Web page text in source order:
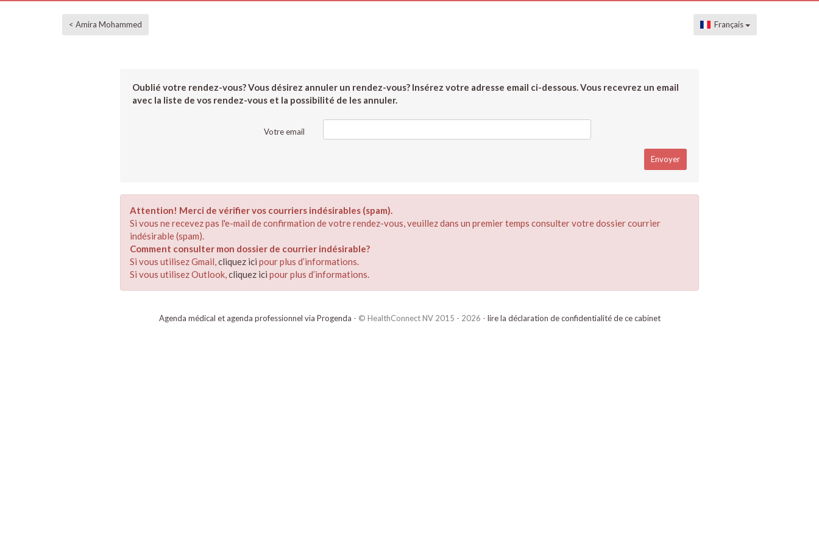
< Amira Mohammed Français
Oublié votre rendez-vous? Vous désirez annuler un rendez-vous? Insérez votre adresse email ci-dessous. Vous recevrez un email
avec la liste de vos rendez-vous et la possibilité de les annuler.
Votre email
Attention! Merci de vérifier vos courriers indésirables (spam).
Si vous ne recevez pas l'e-mail de confirmation de votre rendez-vous, veuillez dans un premier temps consulter votre dossier courrier
indésirable (spam).
Comment consulter mon dossier de courrier indésirable?
Si vous utilisez Gmail,cliquez ici pour plus d’informations.
Si vous utilisez Outlook,cliquez ici pour plus d’informations.
Agenda médical et agenda professionnel via Progenda - © HealthConnect NV 2015 - 2026 - lire la déclaration de confidentialité de ce cabinet